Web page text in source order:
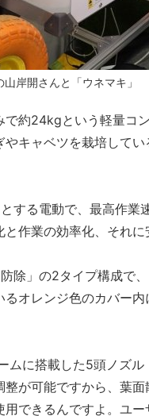
岸開さんと「ウネマキ」
で約24kgという軽量
キャベツを栽培してい
する電動で、最高作
作業の効率化、それに
除」の2タイプ構成で
オレンジ色のカバー
ムに搭載した5頭ノズ
が可能ですから、葉
できるんですよ。ユ